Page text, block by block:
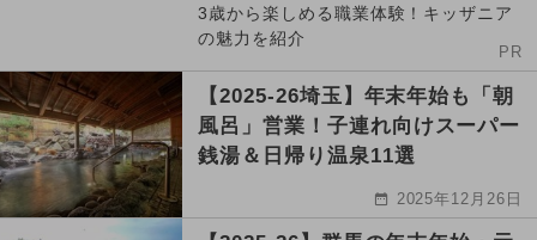
3歳から楽しめる職業体験！キッザニア
の魅力を紹介
PR
【2025-26埼玉】年末年始も「朝
風呂」営業！子連れ向けスーパー
銭湯＆日帰り温泉11選
2025年12月26日